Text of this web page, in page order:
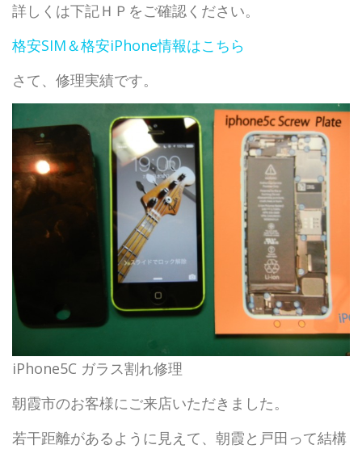
詳しくは下記ＨＰをご確認ください。
格安SIM＆格安iPhone情報はこちら
さて、修理実績です。
iPhone5C ガラス割れ修理
朝霞市のお客様にご来店いただきました。
若干距離があるように見えて、朝霞と戸田って結構